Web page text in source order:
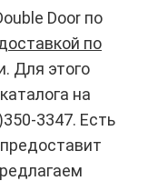
Door по
по
Для этого
на
3347. Есть